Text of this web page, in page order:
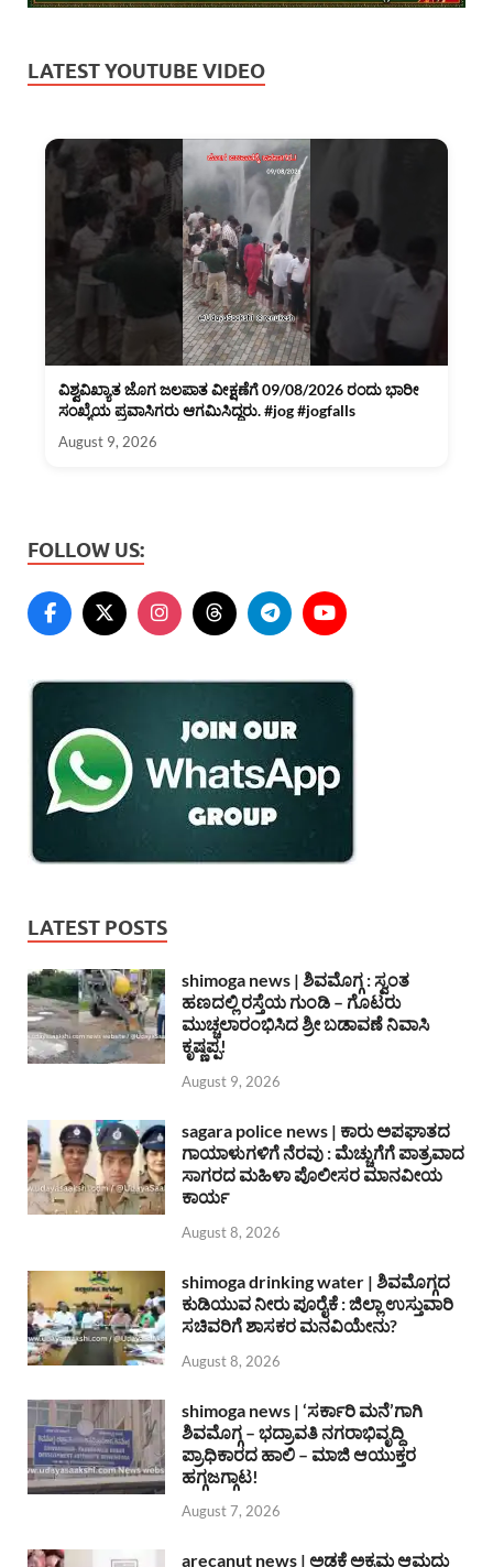
LATEST YOUTUBE VIDEO
ವಿಶ್ವವಿಖ್ಯಾತ ಜೊಗ ಜಲಪಾತ ವೀಕ್ಷಣೆಗೆ 09/08/2026 ರಂದು ಭಾರೀ
ಸಂಖ್ಯೆಯ ಪ್ರವಾಸಿಗರು ಆಗಮಿಸಿದ್ದರು. #jog #jogfalls
August 9, 2026
FOLLOW US:
LATEST POSTS
shimoga news | ಶಿವಮೊಗ್ಗ : ಸ್ವಂತ
ಹಣದಲ್ಲಿ ರಸ್ತೆಯ ಗುಂಡಿ – ಗೊಟರು
ಮುಚ್ಚಲಾರಂಭಿಸಿದ ಶ್ರೀ ಬಡಾವಣೆ ನಿವಾಸಿ
ಕೃಷ್ಣಪ್ಪ!
August 9, 2026
sagara police news | ಕಾರು ಅಪಘಾತದ
ಗಾಯಾಳುಗಳಿಗೆ ನೆರವು : ಮೆಚ್ಚುಗೆಗೆ ಪಾತ್ರವಾದ
ಸಾಗರದ ಮಹಿಳಾ ಪೊಲೀಸರ ಮಾನವೀಯ
ಕಾರ್ಯ
August 8, 2026
shimoga drinking water | ಶಿವಮೊಗ್ಗದ
ಕುಡಿಯುವ ನೀರು ಪೂರೈಕೆ : ಜಿಲ್ಲಾ ಉಸ್ತುವಾರಿ
ಸಚಿವರಿಗೆ ಶಾಸಕರ ಮನವಿಯೇನು?
August 8, 2026
shimoga news | ‘ಸರ್ಕಾರಿ ಮನೆ’ಗಾಗಿ
ಶಿವಮೊಗ್ಗ – ಭದ್ರಾವತಿ ನಗರಾಭಿವೃದ್ದಿ
ಪ್ರಾಧಿಕಾರದ ಹಾಲಿ – ಮಾಜಿ ಆಯುಕ್ತರ
ಹಗ್ಗಜಗ್ಗಾಟ!
August 7, 2026
arecanut news | ಅಡಕೆ ಅಕ್ರಮ ಆಮದು